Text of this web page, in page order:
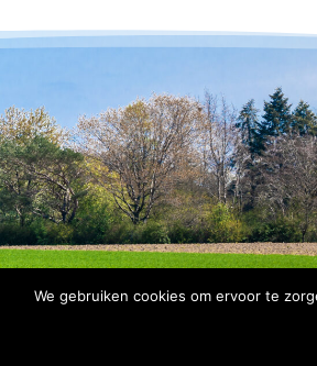
We gebruiken cookies om ervoor te